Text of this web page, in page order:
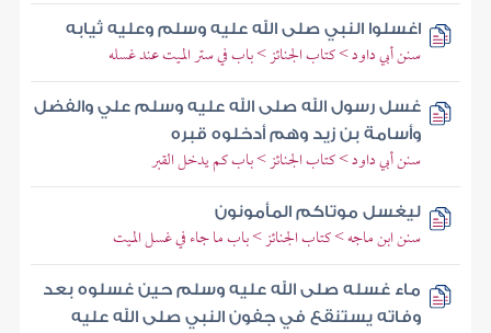
اغسلوا النبي صلى الله عليه وسلم وعليه ثيابه
سنن أبي داود > كتاب الجنائز > باب في ستر الميت عند غسله
غسل رسول الله صلى الله عليه وسلم علي والفضل
وأسامة بن زيد وهم أدخلوه قبره
سنن أبي داود > كتاب الجنائز > باب كم يدخل القبر
ليغسل موتاكم المأمونون
سنن ابن ماجه > كتاب الجنائز > باب ما جاء في غسل الميت
ماء غسله صلى الله عليه وسلم حين غسلوه بعد
وفاته يستنقع في جفون النبي صلى الله عليه